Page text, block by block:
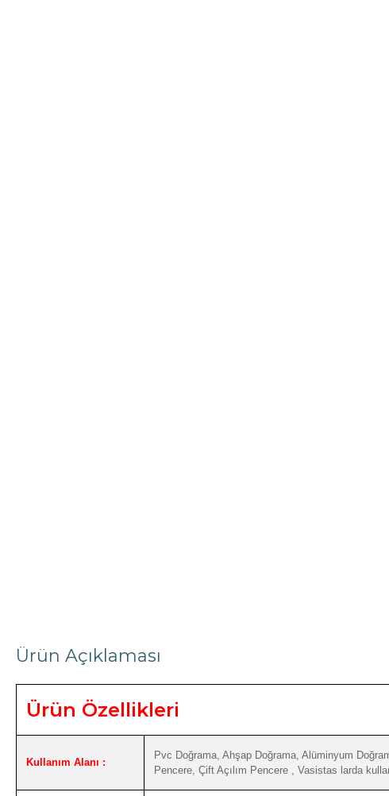
Ürün Açıklaması
Ürün Özellikleri
Kullanım Alanı :
Pvc Doğrama, Ahşap Doğrama, Alüminyum
Pencere, Çift Açılım Pencere , Vasistas larda